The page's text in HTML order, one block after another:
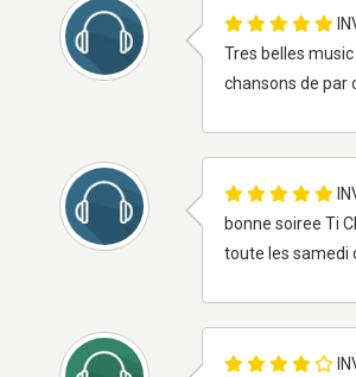
Tres belles
chansons de par
bonne soiree Ti
toute les samedi